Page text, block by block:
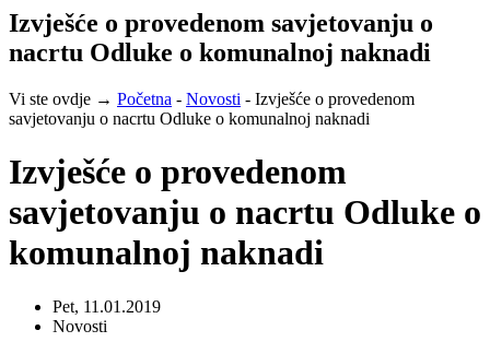
Izvješće o provedenom savjetovanju o
nacrtu Odluke o komunalnoj naknadi
Vi ste ovdje → Početna - Novosti - Izvješće o provedenom
savjetovanju o nacrtu Odluke o komunalnoj naknadi
Izvješće o provedenom
savjetovanju o nacrtu Odluke o
komunalnoj naknadi
Pet, 11.01.2019
Novosti